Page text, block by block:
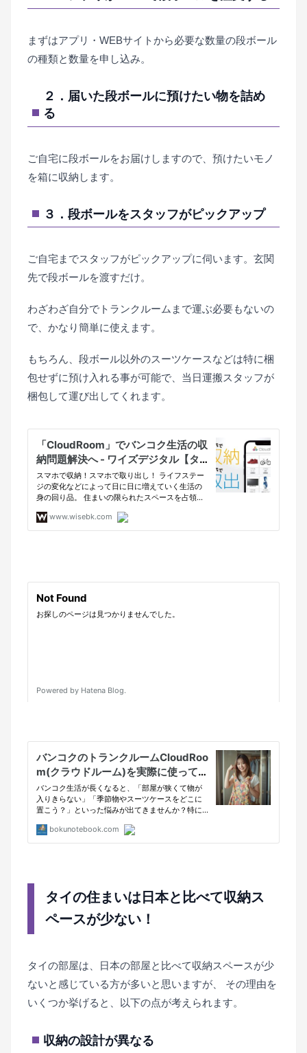
まずはアプリ・WEBサイトから必要な数量の段ボール
の種類と数量を申し込み。
２．届いた段ボールに預けたい物を詰め
る
ご自宅に段ボールをお届けしますので、預けたいモノ
を箱に収納します。
３．段ボールをスタッフがピックアップ
ご自宅までスタッフがピックアップに伺います。玄関
先で段ボールを渡すだけ。
わざわざ自分でトランクルームまで運ぶ必要もないの
で、かなり簡単に使えます。
もちろん、段ボール以外のスーツケースなどは特に梱
包せずに預け入れる事が可能で、当日運搬スタッフが
梱包して運び出してくれます。
タイの住まいは日本と比べて収納ス
ペースが少ない！
タイの部屋は、日本の部屋と比べて収納スペースが少
ないと感じている方が多いと思いますが、 その理由を
いくつか挙げると、以下の点が考えられます。
収納の設計が異なる